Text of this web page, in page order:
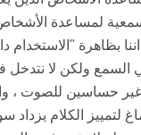
لمساعدة
بظاهرة
ولكن لا نتدخل
حساسين للصوت ،
لتمييز الكلام يزداد